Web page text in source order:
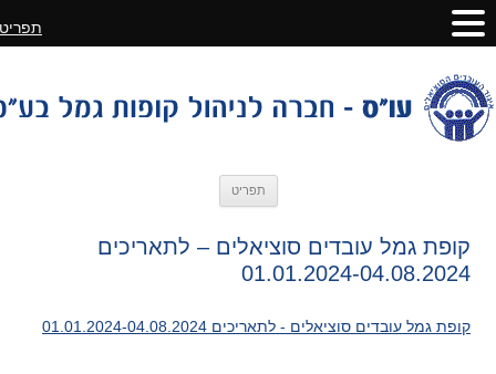
תפריט
קופת גמל עובדים סוציאלים – לתאריכים
01.01.2024-04.08.2024
קופת גמל עובדים סוציאלים - לתאריכים 01.01.2024-04.08.2024
תפריט